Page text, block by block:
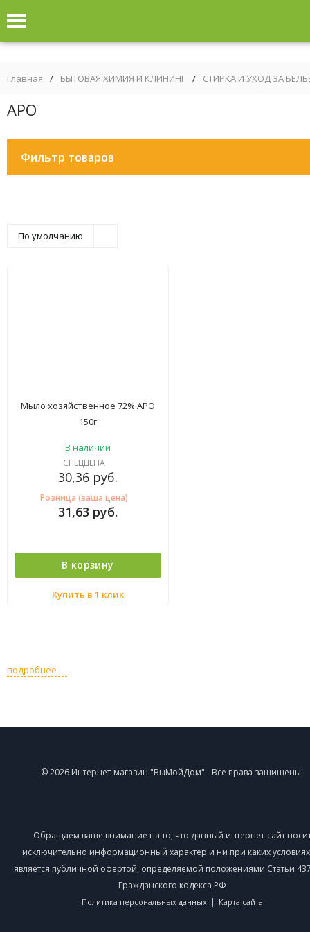
Главная / БЫТОВАЯ ХИМИЯ И КЛИНИНГ / СТИРКА И УХОД ЗА
АРО
Фильтр товаров
По умолчанию
Мыло хозяйственное 72% АРО
150г
В наличии
СПЕЦЦЕНА
30,36 руб.
Розница (ваша цена)
31,63 руб.
В корзину
Купить в 1 клик
подробнее
© 2026 Интернет-магазин "ВыМойДом" - Все права защищены.
Обращаем ваше внимание на то, что данный интернет-сайт
исключительно информационный характер и ни при каких
является публичной офертой, определяемой положениями Статьи
Гражданского кодекса РФ
Политика персональных данных | Карта сайта